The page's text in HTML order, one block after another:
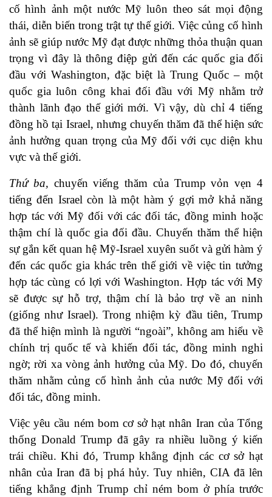
cố hình ảnh một nước Mỹ luôn theo sát mọi động
thái, diễn biến trong trật tự thế giới. Việc củng cố hình
ảnh sẽ giúp nước Mỹ đạt được những thỏa thuận quan
trọng vì đây là thông điệp gửi đến các quốc gia đối
đầu với Washington, đặc biệt là Trung Quốc – một
quốc gia luôn công khai đối đầu với Mỹ nhằm trở
thành lãnh đạo thế giới mới. Vì vậy, dù chỉ 4 tiếng
đồng hồ tại Israel, nhưng chuyến thăm đã thể hiện sức
ảnh hưởng quan trọng của Mỹ đối với cục diện khu
vực và thế giới.
Thứ ba, chuyến viếng thăm của Trump vỏn vẹn 4
tiếng đến Israel còn là một hàm ý gợi mở khả năng
hợp tác với Mỹ đối với các đối tác, đồng minh hoặc
thậm chí là quốc gia đối đầu. Chuyến thăm thể hiện
sự gắn kết quan hệ Mỹ-Israel xuyên suốt và gửi hàm ý
đến các quốc gia khác trên thế giới về việc tin tưởng
hợp tác cùng có lợi với Washington. Hợp tác với Mỹ
sẽ được sự hỗ trợ, thậm chí là bảo trợ về an ninh
(giống như Israel). Trong nhiệm kỳ đầu tiên, Trump
đã thể hiện mình là người “ngoài”, không am hiểu về
chính trị quốc tế và khiến đối tác, đồng minh nghi
ngờ; rời xa vòng ảnh hưởng của Mỹ. Do đó, chuyến
thăm nhằm củng cố hình ảnh của nước Mỹ đối với
đối tác, đồng minh.
Việc yêu cầu ném bom cơ sở hạt nhân Iran của Tổng
thống Donald Trump đã gây ra nhiều luồng ý kiến
trái chiều. Khi đó, Trump khẳng định các cơ sở hạt
nhân của Iran đã bị phá hủy. Tuy nhiên, CIA đã lên
tiếng khẳng định Trump chỉ ném bom ở phía trước